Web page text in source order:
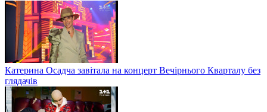
Катерина Осадча завітала на концерт Вечірнього Кварталу без
глядачів